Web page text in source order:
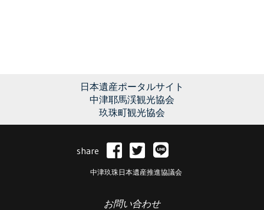
日本遺産ポータルサイト
中津耶馬渓観光協会
玖珠町観光協会
share
中津玖珠日本遺産推進協議会
お問い合わせ